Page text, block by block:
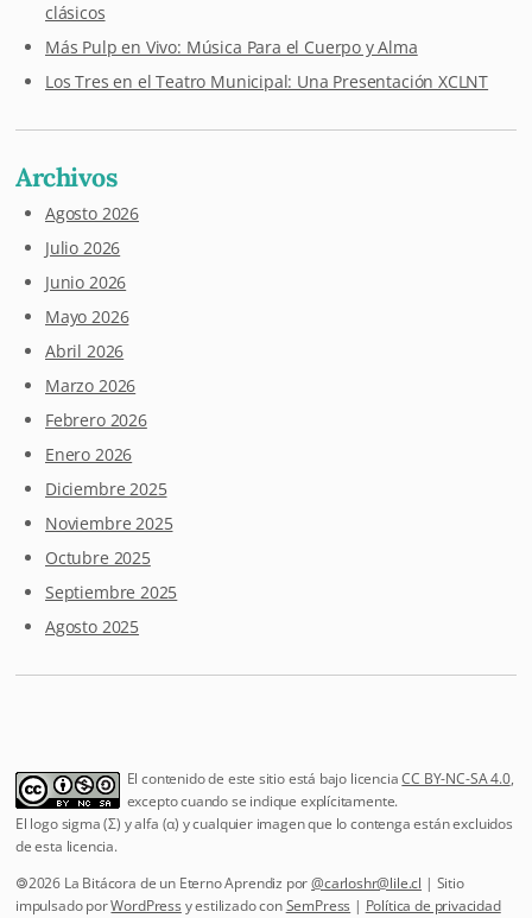
clásicos
Más Pulp en Vivo: Música Para el Cuerpo y Alma
Los Tres en el Teatro Municipal: Una Presentación XCLNT
Archivos
Agosto 2026
Julio 2026
Junio 2026
Mayo 2026
Abril 2026
Marzo 2026
Febrero 2026
Enero 2026
Diciembre 2025
Noviembre 2025
Octubre 2025
Septiembre 2025
Agosto 2025
El contenido de este sitio está bajo licenciaCC BY-NC-SA 4.0,
excepto cuando se indique explícitamente.
El logo sigma (Σ) y alfa (α) y cualquier imagen que lo contenga están excluidos
de esta licencia.
🄯2026 La Bitácora de un Eterno Aprendiz por@carloshr@lile.cl | Sitio
impulsado porWordPress y estilizado conSemPress | Política de privacidad